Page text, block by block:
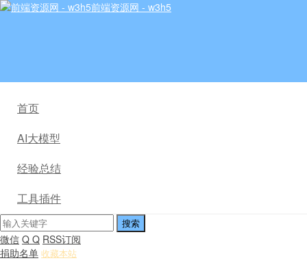
前端资源网 - w3h5
首页
AI大模型
经验总结
工具插件
微信 Q Q RSS订阅
捐助名单 收藏本站